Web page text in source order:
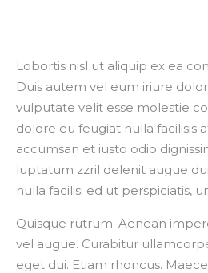
Lobortis nisl ut aliquip ex ea
Duis autem vel eum iriure
vulputate velit esse molestie
dolore eu feugiat nulla facilisis
accumsan et iusto odio
luptatum zzril delenit augue
nulla facilisi ed ut perspiciatis,
Quisque rutrum. Aenean
vel augue. Curabitur
eget dui. Etiam rhoncus.